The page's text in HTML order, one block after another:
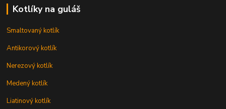
Kotlíky na guláš
Smaltovaný kotlík
Antikorový kotlík
Nerezový kotlík
Medený kotlík
Liatinový kotlík